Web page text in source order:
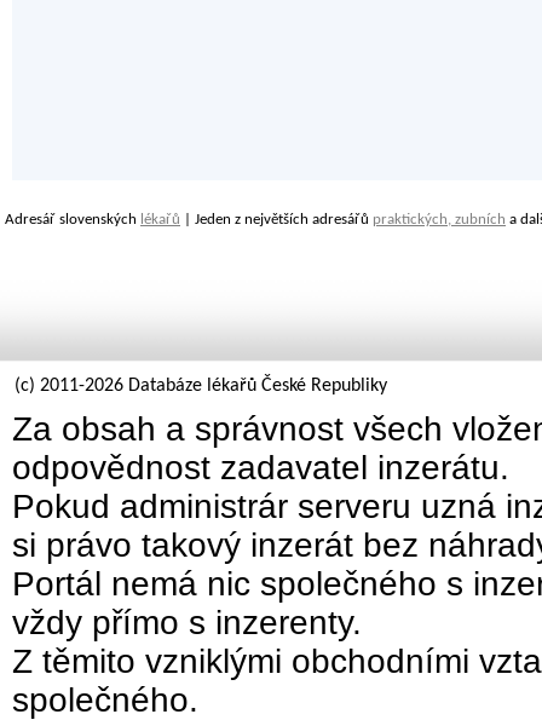
Adresář slovenských lékařů | Jeden z největších adresářů praktických, zubních a
(c) 2011-2026 Databáze lékařů České Republiky
Za obsah a správnost všech
odpovědnost zadavatel inzerátu.
Pokud administrár serveru uzná
si právo takový inzerát bez
Portál nemá nic společného s
vždy přímo s inzerenty.
Z těmito vzniklými obchodními
společného.